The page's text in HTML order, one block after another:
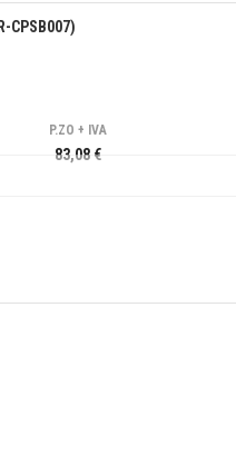
CPSB007)
P.ZO + IVA
83,08 €